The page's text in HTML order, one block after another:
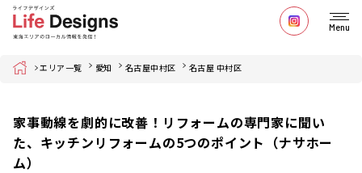
Menu
Home エリア一覧 愛知 名古屋中村区 名古屋 中村区
家事動線を劇的に改善！リフォームの専門家に聞い
た、キッチンリフォームの5つのポイント（ナサホー
ム）